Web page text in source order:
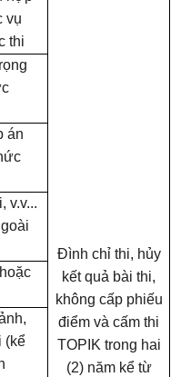
Đình chỉ thi, hủy
kết quả bài thi,
không cấp phiếu
điểm và cấm thi
TOPIK trong hai
(2) năm kể từ
vụ
thi
án
v.v...
(kể